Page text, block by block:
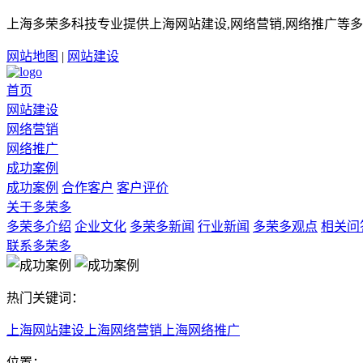
上海多荣多科技专业提供上海网站建设,网络营销,网络推广等
网站地图 | 网站建设
首页
网站建设
网络营销
网络推广
成功案例
成功案例 合作客户 客户评价
关于多荣多
多荣多介绍 企业文化 多荣多新闻 行业新闻 多荣多观点 相关问
联系多荣多
热门关键词：
上海网站建设 上海网络营销 上海网络推广